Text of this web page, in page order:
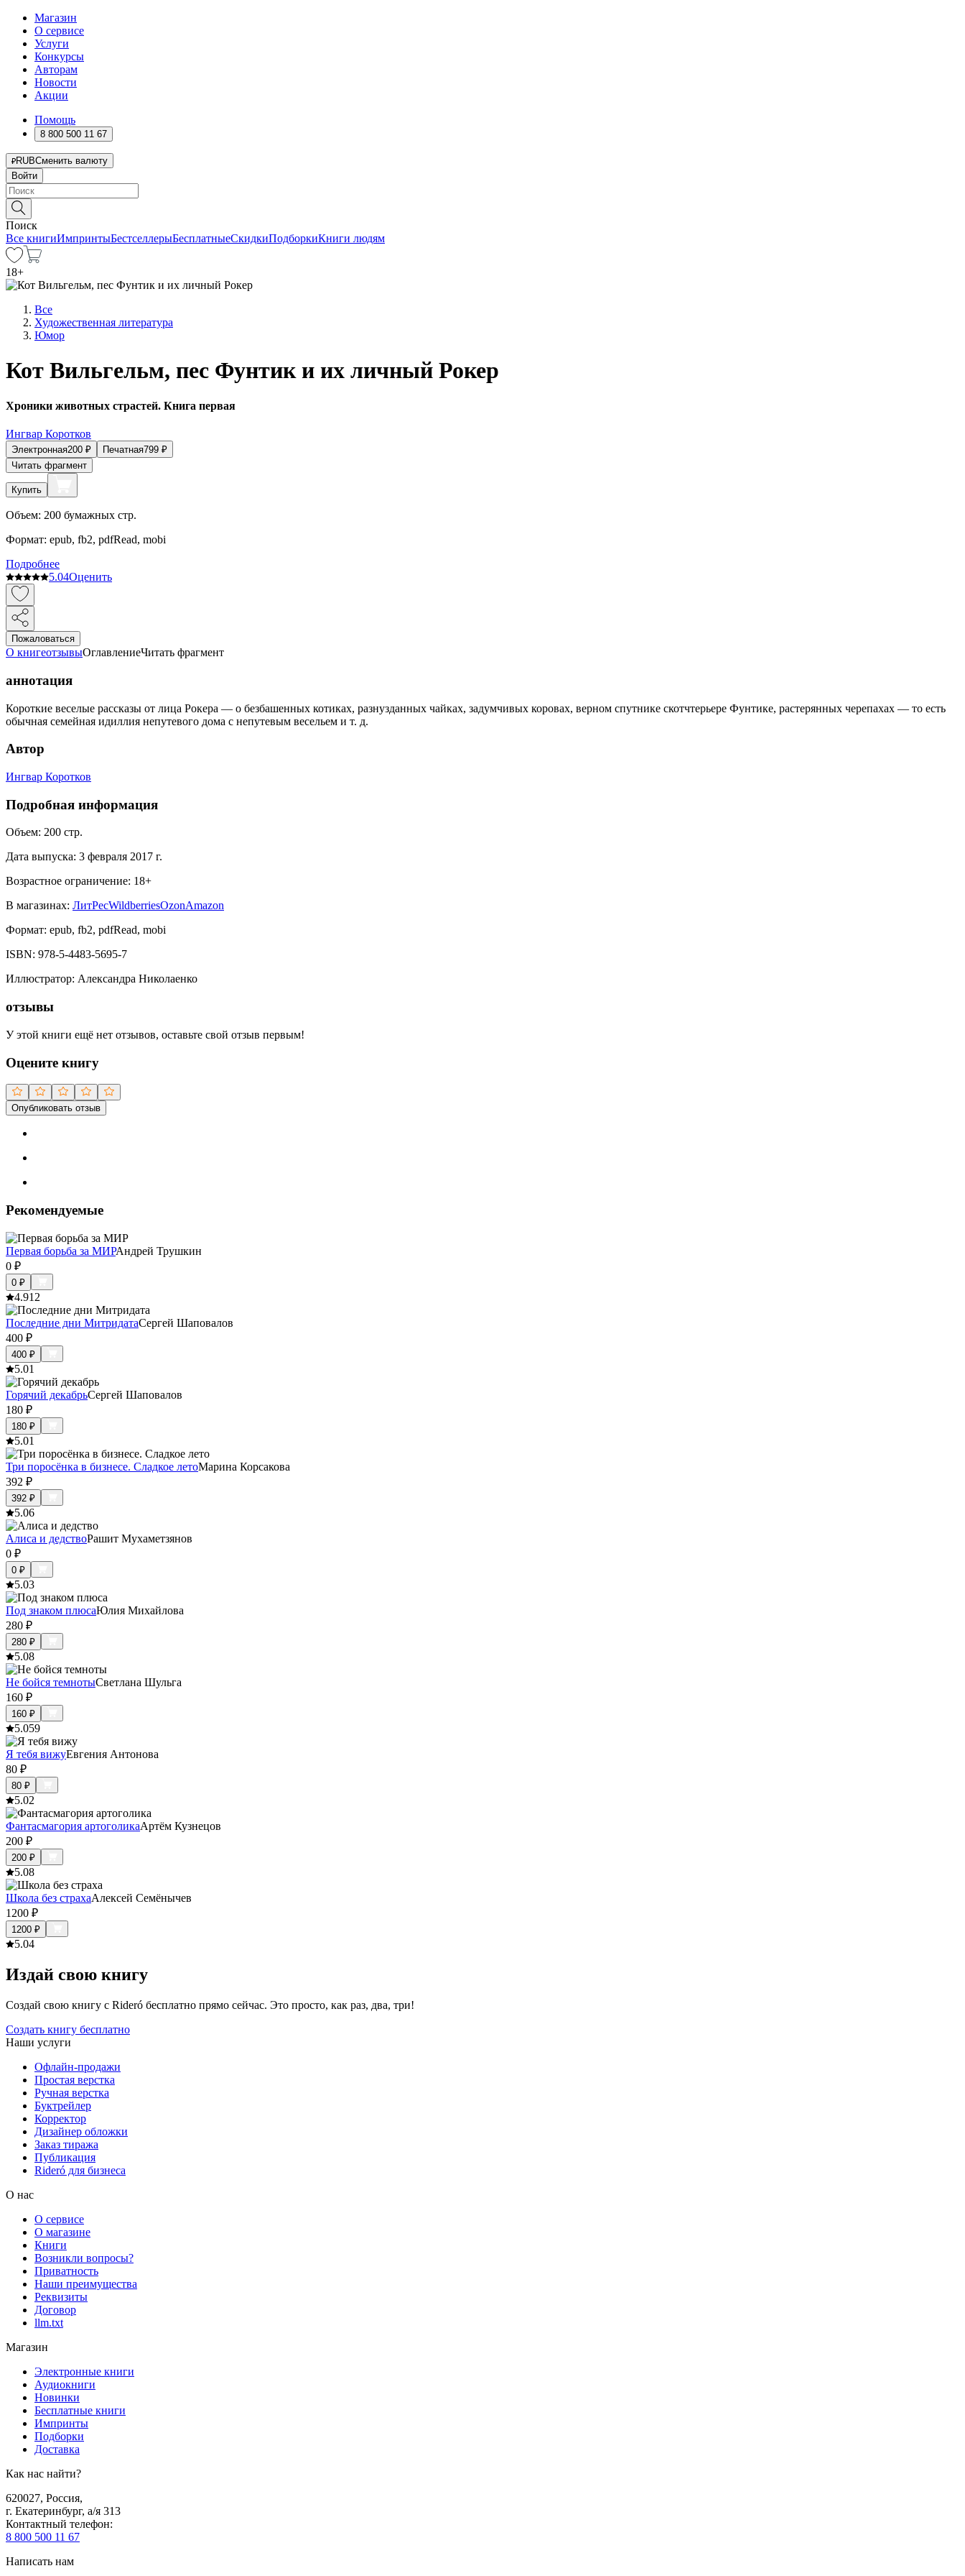
Магазин
О сервисе
Услуги
Конкурсы
Авторам
Новости
Акции
Помощь
8 800 500 11 67
RUBСменить валюту
Войти
Поиск
Все книгиИмпринтыБестселлерыБесплатныеСкидкиПодборкиКниги людям
18+
Все
Художественная литература
Юмор
Кот Вильгельм, пес Фунтик и их личный Рокер
Хроники животных страстей. Книга первая
Ингвар Коротков
Электронная200 ₽ Печатная799 ₽
Читать фрагмент
Купить
Объем: 200 бумажных стр.
Формат: epub, fb2, pdfRead, mobi
Подробнее
5.04Оценить
Пожаловаться
О книгеотзывыОглавлениеЧитать фрагмент
аннотация
Короткие веселые рассказы от лица Рокера — о безбашенных котиках, разнузданных чайках, задумчивых коровах, верном спутнике скотчтерьере Фунтике, растерянных черепахах — то есть
обычная семейная идиллия непутевого дома с непутевым весельем и т. д.
Автор
Ингвар Коротков
Подробная информация
Объем: 200 стр.
Дата выпуска: 3 февраля 2017 г.
Возрастное ограничение: 18+
В магазинах: ЛитРесWildberriesOzonAmazon
Формат: epub, fb2, pdfRead, mobi
ISBN: 978-5-4483-5695-7
Иллюстратор: Александра Николаенко
отзывы
У этой книги ещё нет отзывов, оставьте свой отзыв первым!
Оцените книгу
Опубликовать отзыв
Рекомендуемые
Первая борьба за МИРАндрей Трушкин
0 ₽
0 ₽
4.912
Последние дни МитридатаСергей Шаповалов
400 ₽
400 ₽
5.01
Горячий декабрьСергей Шаповалов
180 ₽
180 ₽
5.01
Три поросёнка в бизнесе. Сладкое летоМарина Корсакова
392 ₽
392 ₽
5.06
Алиса и дедствоРашит Мухаметзянов
0 ₽
0 ₽
5.03
Под знаком плюсаЮлия Михайлова
280 ₽
280 ₽
5.08
Не бойся темнотыСветлана Шульга
160 ₽
160 ₽
5.059
Я тебя вижуЕвгения Антонова
80 ₽
80 ₽
5.02
Фантасмагория артоголикаАртём Кузнецов
200 ₽
200 ₽
5.08
Школа без страхаАлексей Семёнычев
1200 ₽
1200 ₽
5.04
Издай свою книгу
Создай свою книгу с Rideró бесплатно прямо сейчас. Это просто, как раз, два, три!
Создать книгу бесплатно
Наши услуги
Офлайн-продажи
Простая верстка
Ручная верстка
Буктрейлер
Корректор
Дизайнер обложки
Заказ тиража
Публикация
Rideró для бизнеса
О нас
О сервисе
О магазине
Книги
Возникли вопросы?
Приватность
Наши преимущества
Реквизиты
Договор
llm.txt
Магазин
Электронные книги
Аудиокниги
Новинки
Бесплатные книги
Импринты
Подборки
Доставка
Как нас найти?
620027, Россия,
г. Екатеринбург, а/я 313
Контактный телефон:
8 800 500 11 67
Написать нам